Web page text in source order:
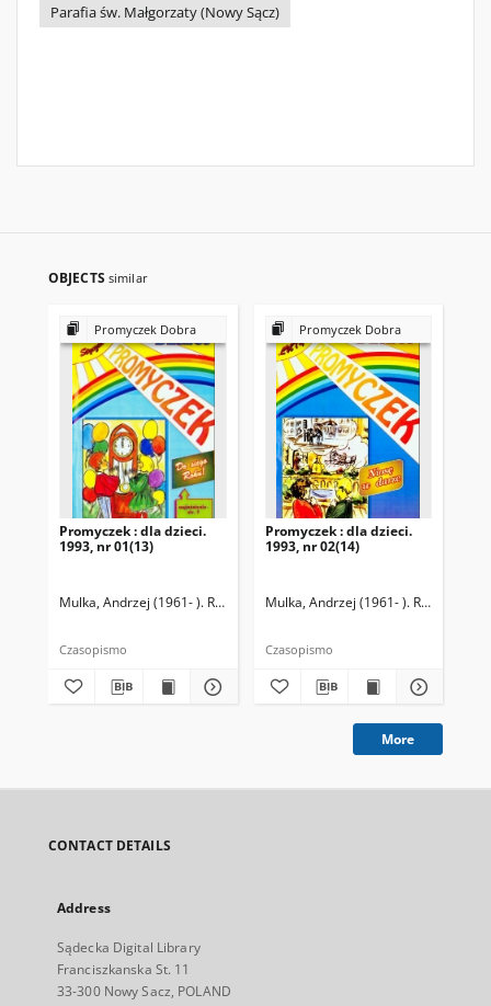
Parafia św. Małgorzaty (Nowy Sącz)
OBJECTS similar
Promyczek Dobra
Promyczek : dla dzieci.
1993, nr 01(13)
Mulka, Andrzej (1961- ). Redaktor naczelny
Czasopismo
Promyczek Dobra
Promyczek : dla dzieci.
1993, nr 02(14)
Mulka, Andrzej (1961- ). Redaktor
Czasopismo
More
CONTACT DETAILS
Address
Sądecka Digital Library
Franciszkanska St. 11
33-300 Nowy Sacz, POLAND